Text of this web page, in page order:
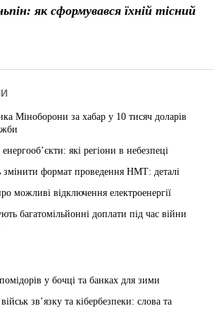
як сформувався їхній тісний
Міноборони за хабар у 10 тисяч доларів
які регіони в небезпеці
змінити формат проведення НМТ: деталі
можливі відключення електроенергії
багатомільйонні доплати під час війни
у бочці та банках для зими
зв’язку та кібербезпеки: слова та